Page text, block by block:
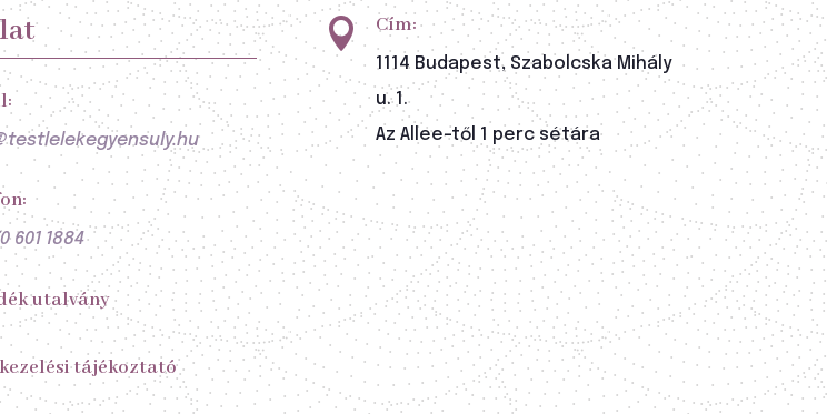
601 1884
utalvány
tájékoztató
 Cím:
1114 Budapest, Szabolcska Mihály
u. 1.
Az Allee-től 1 perc sétára